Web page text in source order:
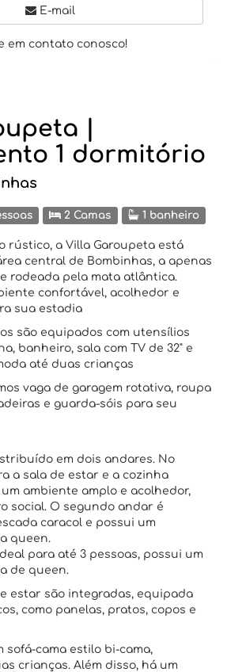
|
1 dormitório
2 Camas 1 banheiro
rústico, a Villa Garoupeta está
central de Bombinhas, a apenas
rodeada pela mata atlântica.
confortável, acolhedor e
sua estadia
são equipados com utensílios
banheiro, sala com TV de 32" e
até duas crianças
vaga de garagem rotativa, roupa
e guarda-sóis para seu
em dois andares. No
a sala de estar e a cozinha
ambiente amplo e acolhedor,
social. O segundo andar é
caracol e possui um
queen.
para até 3 pessoas, possui um
de queen.
estar são integradas, equipada
como panelas, pratos, copos e
sofá-cama estilo bi-cama,
crianças. Além disso, há um
E-mail
em contato conosco!